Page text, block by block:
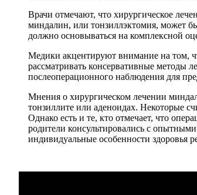
Врачи отмечают, что хирургическое
миндалин, или тонзиллэктомия, может
должно основываться на комплексной
Медики акцентируют внимание на том,
рассматривать консервативные методы
послеоперационного наблюдения для
Мнения о хирургическом лечении
тонзиллите или аденоидах. Некоторые
Однако есть и те, кто отмечает, что
родители консультировались с
индивидуальные особенности здоровья